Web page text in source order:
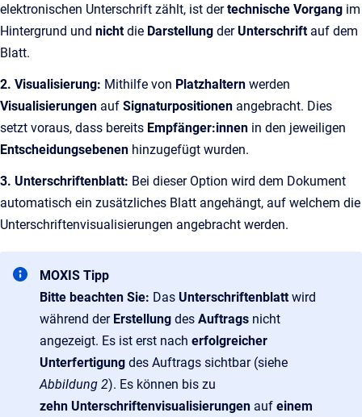
elektronischen Unterschrift zählt, ist dertechnische Vorgang im
Hintergrund und nichtdie Darstellung derUnterschrift auf dem
Blatt.
2. Visualisierung: Mithilfe von Platzhaltern werden
Visualisierungen auf Signaturpositionen angebracht. Dies
setzt voraus, dass bereits Empfänger:innen in den jeweiligen
Entscheidungsebenen hinzugefügt wurden.
3. Unterschriftenblatt: Bei dieser Option wird dem Dokument
automatisch ein zusätzliches Blatt angehängt, auf welchem die
Unterschriftenvisualisierungen angebracht werden.
MOXIS Tipp
Bitte beachten Sie: Das Unterschriftenblatt wird
während der Erstellung des Auftrags nicht
angezeigt. Es ist erst nach erfolgreicher
Unterfertigung des Auftrags sichtbar (siehe
Abbildung 2). Es können bis zu
zehn Unterschriftenvisualisierungen auf einem